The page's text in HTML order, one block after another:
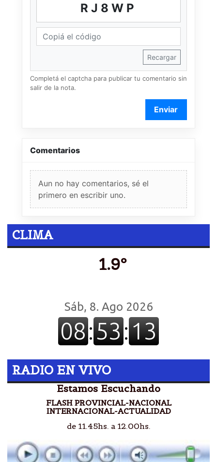
RJ8WP
Recargar
Completá el captcha para publicar tu comentario sin
salir de la nota.
Enviar
Comentarios
Aun no hay comentarios, sé el
primero en escribir uno.
CLIMA
1.9º
RADIO EN VIVO
Estamos Escuchando
FLASH PROVINCIAL-NACIONAL
INTERNACIONAL-ACTUALIDAD
de 11.45hs. a 12.00hs.